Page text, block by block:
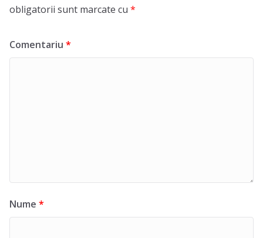
obligatorii sunt marcate cu *
Comentariu *
Nume *